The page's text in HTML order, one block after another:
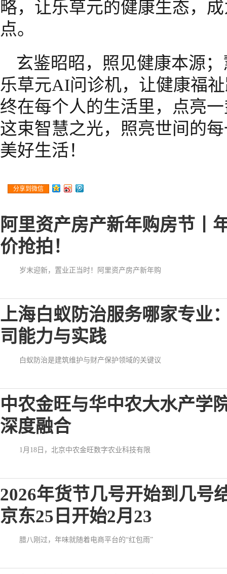
略，让乐草元的健康生态，
点。
玄鉴昭昭，照见健康本源
乐草元AI问诊机，让健康福
终在每个人的生活里，点亮
这束智慧之光，照亮世间的
美好生活！
分享到微信
阿里资产房产新年购房节丨
价抢拍！
岁末迎新，置业正当时！阿里资产房产新年购
上海白蚁防治服务哪家专业
司能力与实践
白蚁防治是建筑维护与财产保护领域的关键议
中农金旺与华中农大水产学
深度融合
1月18日，北京中农金旺数字农业科技有限
2026年货节几号开始到几号
京东25日开始2月23
腊八刚过，年味就随着电商平台的“红包雨”